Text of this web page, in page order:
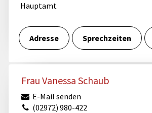
Hauptamt
Adresse Sprechzeiten
Frau Vanessa Schaub
E-Mail senden
(02972) 980-422